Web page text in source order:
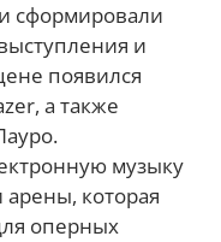
сформировали
и
появился
а также
музыку
которая
оперных